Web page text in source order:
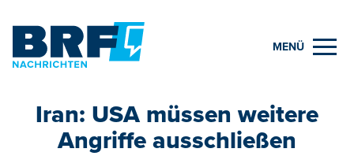
MENÜ
Iran: USA müssen weitere
Angriffe ausschließen